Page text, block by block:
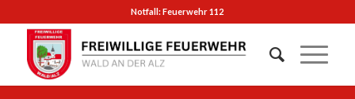
Notfall: Feuerwehr 112